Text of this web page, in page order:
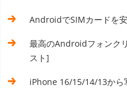
AndroidでSIMカードを
最高のAndroidフォンク
スト]
iPhone 16/15/14/13から